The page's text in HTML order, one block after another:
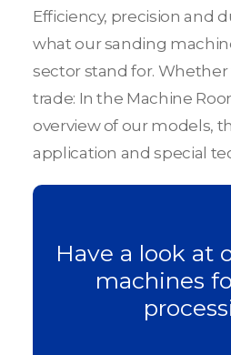
Efficiency, precision and
what our sanding
sector stand for.
trade: In the Machine
overview of our models,
application and special
Have a look at
machines